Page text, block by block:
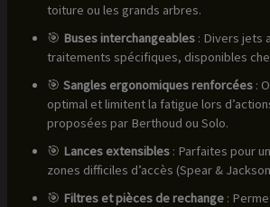
toiture ou les grands arbres.
🎯 Buses interchangeables: Divers jets
traitements spécifiques, disponibles
🎯 Sangles ergonomiques renforcées:
optimal et limitent la fatigue lors
proposées par Berthoud ou Solo.
🎯 Lances extensibles: Parfaites pour
zones difficiles d’accès (Spear &
🎯 Filtres et pièces de rechange: